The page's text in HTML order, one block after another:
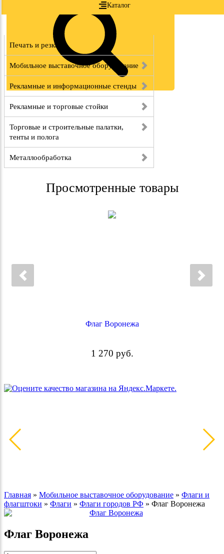
Каталог
Печать и резка
Мобильное выставочное оборудование
Рекламные и информационные стенды
Рекламные и торговые стойки
Торговые и строительные палатки,
тенты и полога
Металлообработка
Просмотренные товары
Флаг Воронежа
1 270 руб.
Главная » Мобильное выставочное оборудование » Флаги и
флагштоки » Флаги » Флаги городов РФ » Флаг Воронежа
Флаг Воронежа